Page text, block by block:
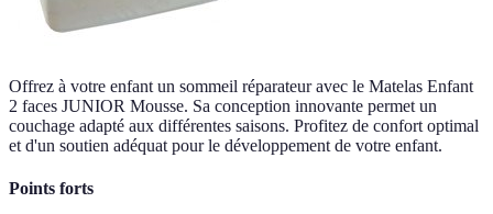
Offrez à votre enfant un sommeil réparateur avec le Matelas Enfant
2 faces JUNIOR Mousse. Sa conception innovante permet un
couchage adapté aux différentes saisons. Profitez de confort optimal
et d'un soutien adéquat pour le développement de votre enfant.
Points forts